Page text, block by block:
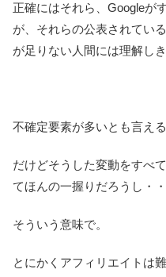
正確にはそれら、Googleが
が、それらの公表されてい
が足りない人間には理解しき
不確定要素が多いとも言え
だけどそうした変動をすべ
てほんの一握りだろうし・・
そういう意味で。
とにかくアフィリエイトは